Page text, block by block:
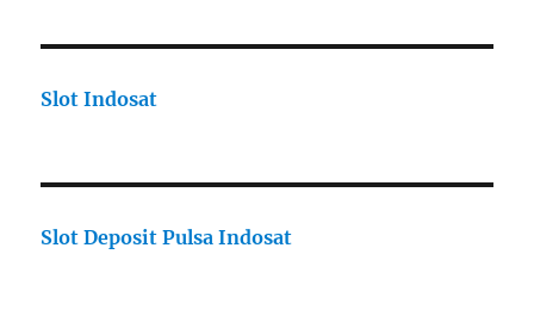
Slot Indosat
Slot Deposit Pulsa Indosat